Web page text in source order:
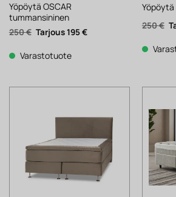
Yöpöytä OSCAR
tummansininen
250€ Alkuperäinen
hinta
250 €.
195€Nykyinen
Varastotuote
Yöpöytä
250€